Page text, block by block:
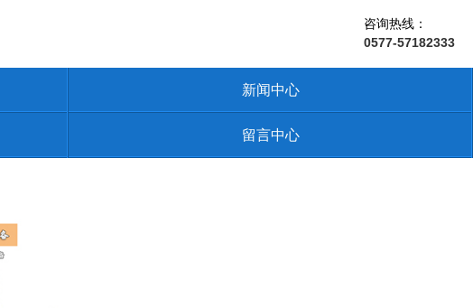
咨询热线：
0577-57182333
新闻中心
留言中心